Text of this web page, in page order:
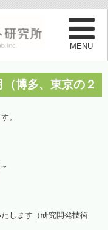
博多、東京の２
。
します（研究開発技術